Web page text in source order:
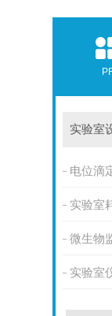
实验室
电位滴
实验室
微生物
实验室